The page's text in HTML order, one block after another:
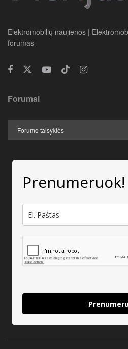
Elektromobilių naujienos |
forumas
Forumai
Prenumeruok!